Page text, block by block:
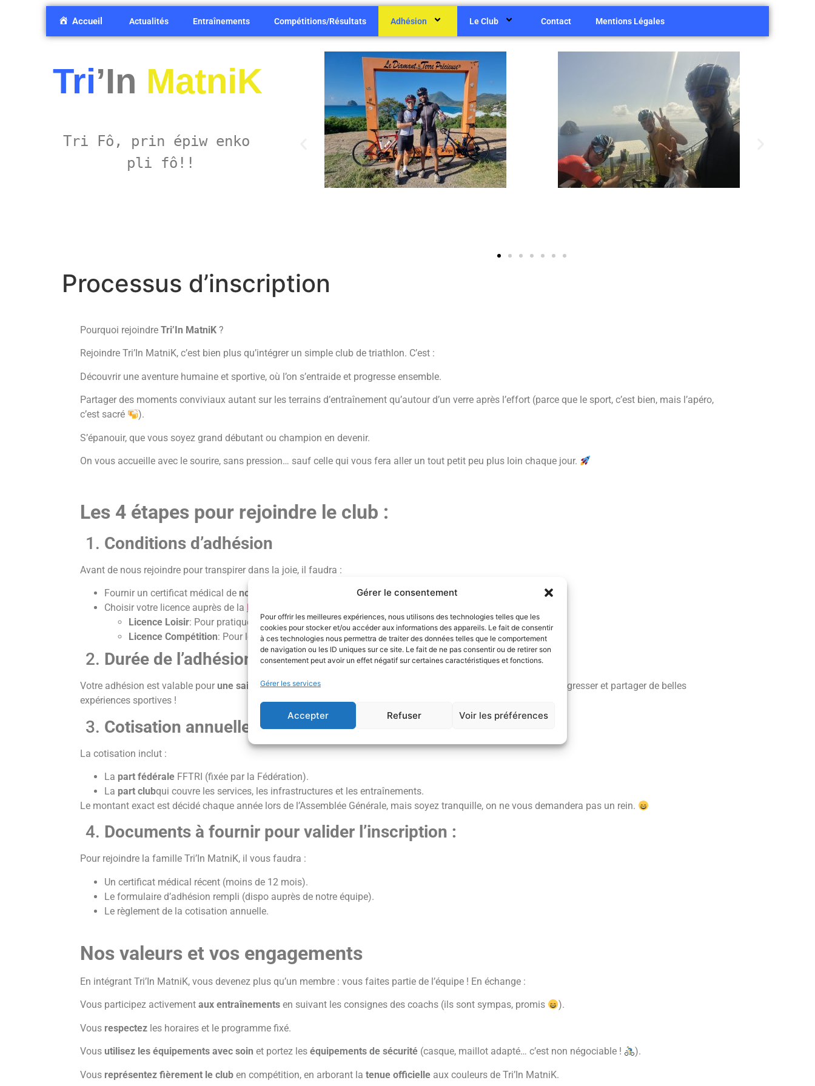
Gérer le consentement
Pour offrir les meilleures expériences, nous utilisons des technologies telles que les
cookies pour stocker et/ou accéder aux informations des appareils. Le fait de consentir
à ces technologies nous permettra de traiter des données telles que le comportement
de navigation ou les ID uniques sur ce site. Le fait de ne pas consentir ou de retirer son
consentement peut avoir un effet négatif sur certaines caractéristiques et fonctions.
Gérer les services
Accepter Refuser Voir les préférences
Accueil Actualités Entraînements Compétitions/Résultats Adhésion Le Club Contact Mentions Légales
Tri’In MatniK
Tri Fô, prin épiw enko
pli fô!!
Processus d’inscription
Pourquoi rejoindre Tri’In MatniK ?
Rejoindre Tri’In MatniK, c’est bien plus qu’intégrer un simple club de triathlon. C’est :
Découvrir une aventure humaine et sportive, où l’on s’entraide et progresse ensemble.
Partager des moments conviviaux autant sur les terrains d’entraînement qu’autour d’un verre après l’effort (parce que le sport, c’est bien, mais l’apéro,
c’est sacré
).
S’épanouir, que vous soyez grand débutant ou champion en devenir.
On vous accueille avec le sourire, sans pression… sauf celle qui vous fera aller un tout petit peu plus loin chaque jour.
Les 4 étapes pour rejoindre le club :
Conditions d’adhésion
Avant de nous rejoindre pour transpirer dans la joie, il faudra :
Fournir un certificat médical de non-contre-indication à la pratique du triathlon (parce qu’on tient à vous
Choisir votre licence auprès de la Fédération Française de Triathlon (FFTRI)
Licence Loisir: Pour pratiquer sans se prendre la tête.
Licence Compétition: Pour les compétiteurs qui aiment repousser leurs limites.
Durée de l’adhésion
Votre adhésion est valable pour une saison complète,du 1er janvier au 31 décembre
. Une année pour grandir, progresser et partager de belles
expériences sportives !
Cotisation annuelle
La cotisation inclut :
La part fédérale FFTRI (fixée par la Fédération).
La part clubqui couvre les services, les infrastructures et les entraînements.
Le montant exact est décidé chaque année lors de l’Assemblée Générale, mais soyez tranquille, on ne vous demandera pas un rein.
Documents à fournir pour valider l’inscription :
Pour rejoindre la famille Tri’In MatniK, il vous faudra :
Un certificat médical récent (moins de 12 mois).
Le formulaire d’adhésion rempli (dispo auprès de notre équipe).
Le règlement de la cotisation annuelle.
Nos valeurs et vos engagements
En intégrant Tri’In MatniK, vous devenez plus qu’un membre : vous faites partie de l’équipe ! En échange :
Vous participez activement aux entraînements en suivant les consignes des coachs (ils sont sympas, promis ).
Vous respectez les horaires et le programme fixé.
Vous utilisez les équipements avec soin et portez les équipements de sécurité (casque, maillot adapté… c’est non négociable ! ).
Vous représentez fièrement le club en compétition, en arborant la tenue officielle aux couleurs de Tri’In MatniK.